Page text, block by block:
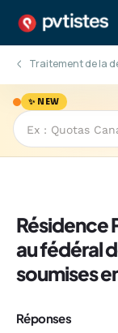
Traitement de la
✨ NEW
Résidence
au fédéral
soumises
Réponses